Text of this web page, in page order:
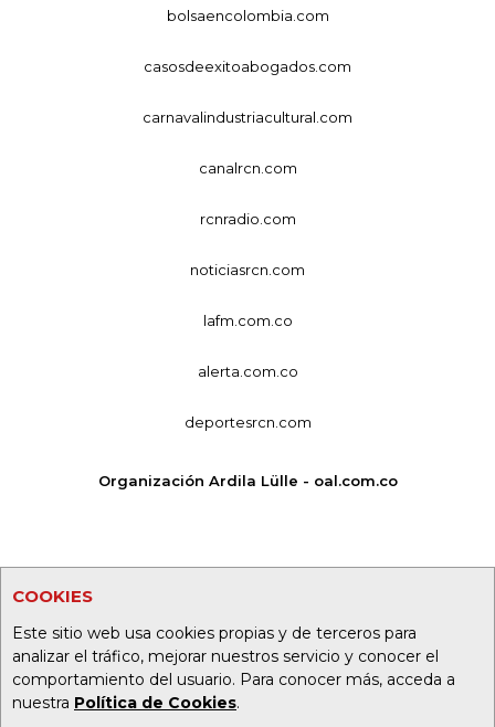
COOKIES
Este sitio web usa cookies propias y de terceros para
analizar el tráfico, mejorar nuestros servicio y conocer el
comportamiento del usuario. Para conocer más, acceda a
nuestra Política de Cookies.
bolsaencolombia.com
casosdeexitoabogados.com
carnavalindustriacultural.com
canalrcn.com
rcnradio.com
noticiasrcn.com
lafm.com.co
alerta.com.co
deportesrcn.com
Organización Ardila Lülle - oal.com.co